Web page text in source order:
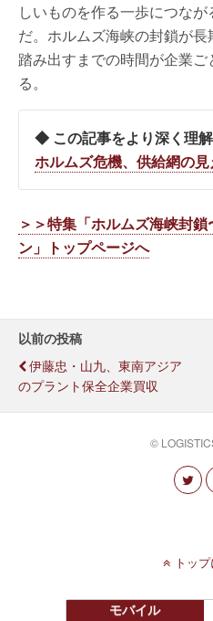
しいものを作る一歩につな
だ。ホルムズ海峡の封鎖が
踏み出すまでの時間が企業
る。
◆ この記事をより深く理
ホルムズ危機、供給網の見
＞＞特集「ホルムズ海峡封
ン」トップページへ
以前の投稿
伊藤忠・山九、東南アジア
のプラント保全企業買収
©
トッ
モバイル